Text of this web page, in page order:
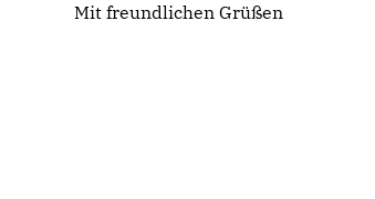
Mit freundlichen Grüßen